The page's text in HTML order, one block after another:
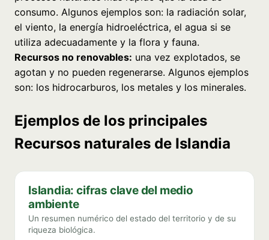
consumo. Algunos ejemplos son: la radiación solar,
el viento, la energía hidroeléctrica, el agua si se
utiliza adecuadamente y la flora y fauna.
Recursos no renovables: una vez explotados, se
agotan y no pueden regenerarse. Algunos ejemplos
son: los hidrocarburos, los metales y los minerales.
Ejemplos de los principales
Recursos naturales de Islandia
Islandia: cifras clave del medio
ambiente
Un resumen numérico del estado del territorio y de su
riqueza biológica.